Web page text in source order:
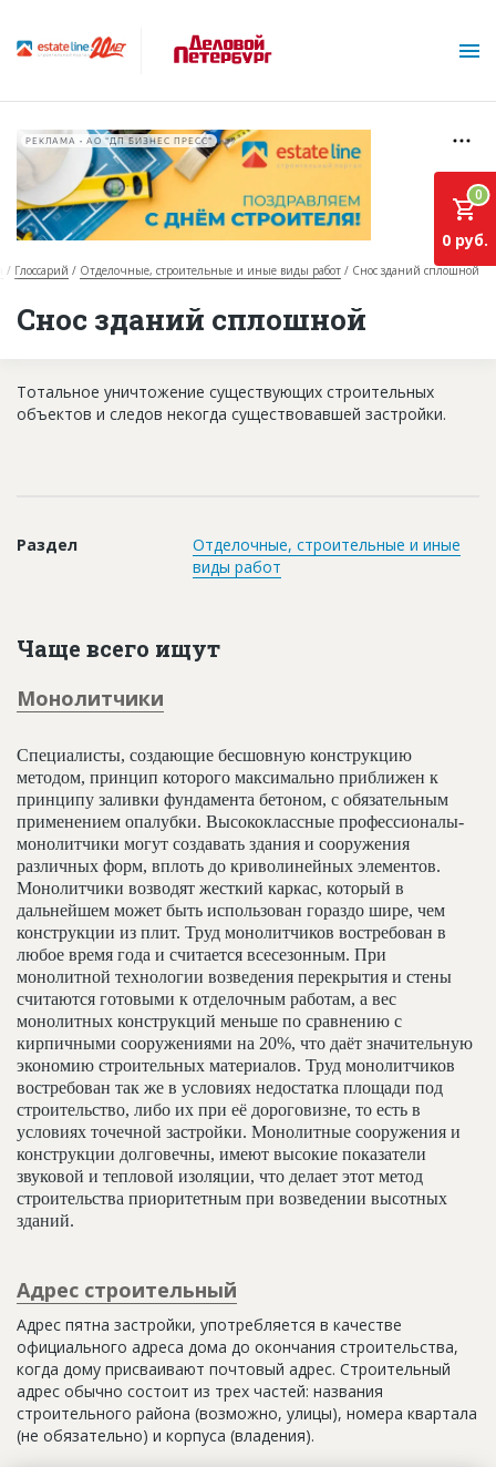
О проекте
База строящихся объектов
Платные услуги
Правила работы
Личный кабинет
РЕКЛАМА • АО "ДП БИЗНЕС ПРЕСС"
Глоссарий Отделочные, строительные и иные виды работ Снос зданий сплошной
Снос зданий сплошной
0
0 руб.
Тотальное уничтожение существующих строительных
объектов и следов некогда существовавшей застройки.
Раздел
Отделочные, строительные и иные
виды работ
Чаще всего ищут
Монолитчики
Специалисты, создающие бесшовную конструкцию
методом, принцип которого максимально приближен к
принципу заливки фундамента бетоном, с обязательным
применением опалубки. Высококлассные профессионалы-
монолитчики могут создавать здания и сооружения
различных форм, вплоть до криволинейных элементов.
Монолитчики возводят жесткий каркас, который в
дальнейшем может быть использован гораздо шире, чем
конструкции из плит. Труд монолитчиков востребован в
любое время года и считается всесезонным. При
монолитной технологии возведения перекрытия и стены
считаются готовыми к отделочным работам, а вес
монолитных конструкций меньше по сравнению с
кирпичными сооружениями на 20%, что даёт значительную
экономию строительных материалов. Труд монолитчиков
востребован так же в условиях недостатка площади под
строительство, либо их при её дороговизне, то есть в
условиях точечной застройки. Монолитные сооружения и
конструкции долговечны, имеют высокие показатели
звуковой и тепловой изоляции, что делает этот метод
строительства приоритетным при возведении высотных
зданий.
Адрес строительный
Адрес пятна застройки, употребляется в качестве
официального адреса дома до окончания строительства,
когда дому присваивают почтовый адрес. Строительный
адрес обычно состоит из трех частей: названия
строительного района (возможно, улицы), номера квартала
(не обязательно) и корпуса (владения).